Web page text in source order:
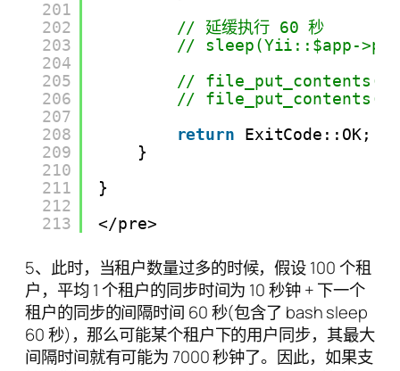
201
202
203
204
205
206
207
208
209
210
211
212
213
// 延缓执行 60 秒
// sleep(Yii::$app-
//
//
return
ExitCode::OK;
}
}
</pre>
5、此时，当租户数量过多的时候，假设 100 个租
户，平均 1 个租户的同步时间为 10 秒钟 + 下一个
租户的同步的间隔时间 60 秒(包含了 bash sleep
60 秒)，那么可能某个租户下的用户同步，其最大
间隔时间就有可能为 7000 秒钟了。因此，如果支